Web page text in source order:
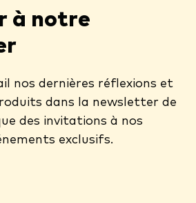
à notre
nos dernières réflexions et
dans la newsletter de
des invitations à nos
exclusifs.